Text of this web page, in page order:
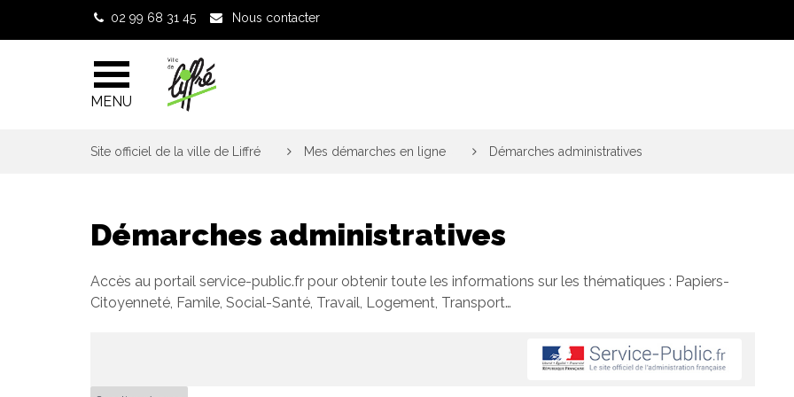
02 99 68 31 45 Nous contacter
MENU
Site officiel de la ville de Liffré Mes démarches en ligne Démarches administratives
Démarches administratives
Accès au portail service-public.fr pour obtenir toute les informations sur les thématiques : Papiers-
Citoyenneté, Famile, Social-Santé, Travail, Logement, Transport…